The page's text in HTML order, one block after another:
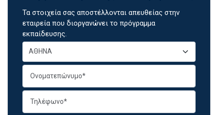
Τα στοιχεία σας αποστέλλονται απευθείας στην
εταιρεία που διοργανώνει το πρόγραμμα
εκπαίδευσης.